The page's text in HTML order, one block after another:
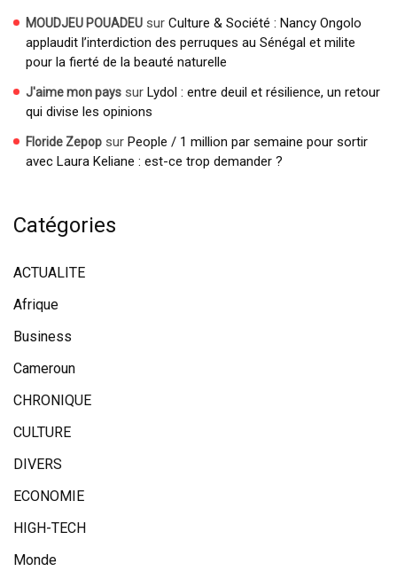
MOUDJEU POUADEU sur Culture & Société : Nancy Ongolo
applaudit l’interdiction des perruques au Sénégal et milite
pour la fierté de la beauté naturelle
J'aime mon pays sur Lydol : entre deuil et résilience, un retour
qui divise les opinions
Floride Zepop sur People / 1 million par semaine pour sortir
avec Laura Keliane : est-ce trop demander ?
Catégories
ACTUALITE
Afrique
Business
Cameroun
CHRONIQUE
CULTURE
DIVERS
ECONOMIE
HIGH-TECH
Monde